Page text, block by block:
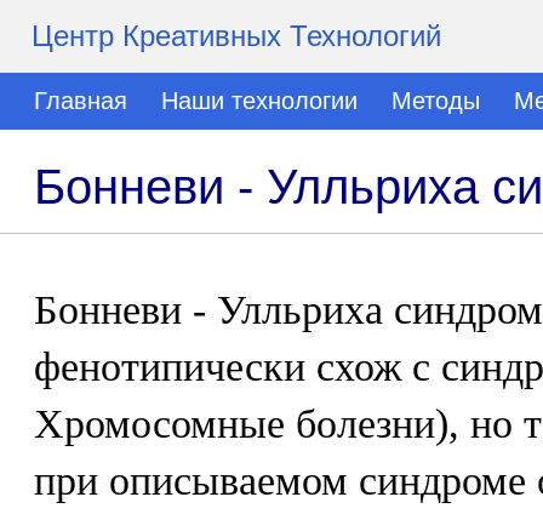
Центр Креативных Технологий
Главная Наши технологии Методы
Бонневи - Улльриха
Бонневи - Улльриха
фенотипически схож с
Хромосомные болезни), но
при описываемом синдроме